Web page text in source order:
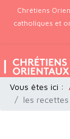
Chrétiens
catholiques et
Vous êtes ici :
les